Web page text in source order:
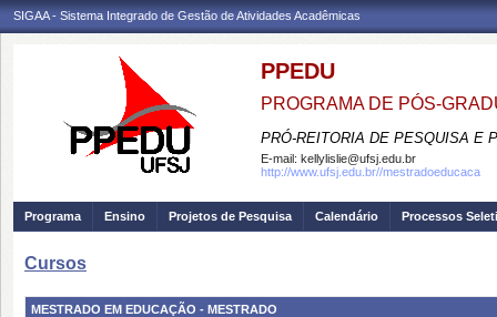
SIGAA - Sistema Integrado de Gestão de Atividades Acadêmicas
PPEDU
PROGRAMA DE PÓS-
PRÓ-REITORIA DE PESQUISA E
E-mail: kellylislie@ufsj.edu.br
http://www.ufsj.edu.br//mestradoeducaca
Programa Ensino Projetos de Pesquisa Calendário Processos
Cursos
MESTRADO EM EDUCAÇÃO - MESTRADO